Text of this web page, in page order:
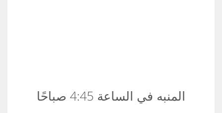
المنبه في الساعة 4:45 صباحًا